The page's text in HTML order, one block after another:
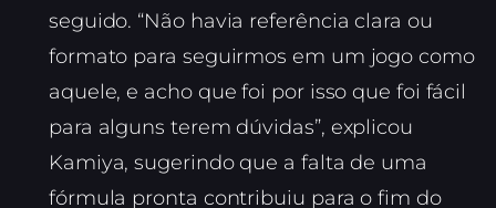
seguido. “Não havia referência clara ou
formato para seguirmos em um jogo como
aquele, e acho que foi por isso que foi fácil
para alguns terem dúvidas”, explicou
Kamiya, sugerindo que a falta de uma
fórmula pronta contribuiu para o fim do